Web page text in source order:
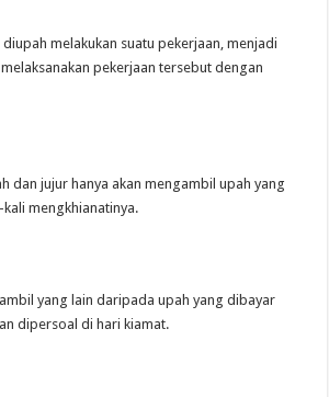
melakukan suatu pekerjaan, menjadi
pekerjaan tersebut dengan
dan jujur hanya akan mengambil upah yang
mengkhianatinya.
yang lain daripada upah yang dibayar
dipersoal di hari kiamat.